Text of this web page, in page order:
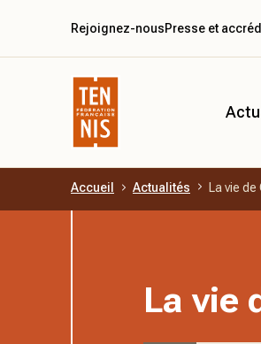
Aller au contenu principal
Rejoignez-nousPresse et
Accueil Actualités La vie
La vie